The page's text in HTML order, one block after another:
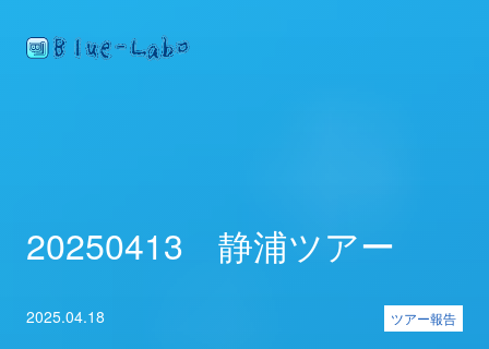
20250413 静浦ツアー
2025.04.18 ツアー報告